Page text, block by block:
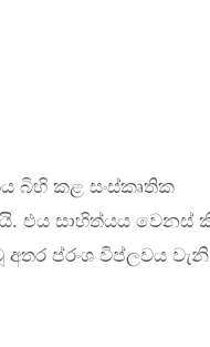
බිහි කළ සංස්කෘතික
එය සාහිත්යය වෙනස්
ප්රංශ විප්ලවය වැනි